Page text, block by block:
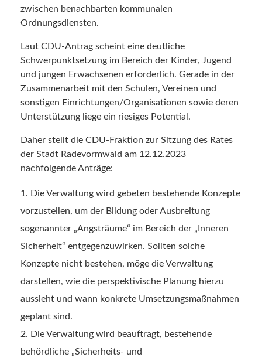
zwischen benachbarten kommunalen
Ordnungsdiensten.
Laut CDU-Antrag scheint eine deutliche
Schwerpunktsetzung im Bereich der Kinder, Jugend
und jungen Erwachsenen erforderlich. Gerade in der
Zusammenarbeit mit den Schulen, Vereinen und
sonstigen Einrichtungen/Organisationen sowie deren
Unterstützung liege ein riesiges Potential.
Daher stellt die CDU-Fraktion zur Sitzung des Rates
der Stadt Radevormwald am 12.12.2023
nachfolgende Anträge:
Die Verwaltung wird gebeten bestehende Konzepte
vorzustellen, um der Bildung oder Ausbreitung
sogenannter „Angsträume“ im Bereich der „Inneren
Sicherheit“ entgegenzuwirken. Sollten solche
Konzepte nicht bestehen, möge die Verwaltung
darstellen, wie die perspektivische Planung hierzu
aussieht und wann konkrete Umsetzungsmaßnahmen
geplant sind.
Die Verwaltung wird beauftragt, bestehende
behördliche „Sicherheits- und